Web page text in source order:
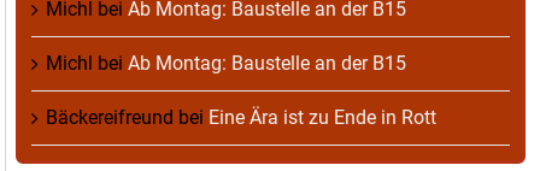
Michl bei Ab Montag: Baustelle an der B15
Michl bei Ab Montag: Baustelle an der B15
Bäckereifreund bei Eine Ära ist zu Ende in Rott